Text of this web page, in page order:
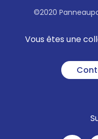
©2020
Vous êtes une